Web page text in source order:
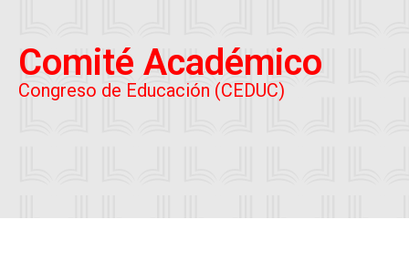
Comité Académico
Congreso de Educación (CEDUC)